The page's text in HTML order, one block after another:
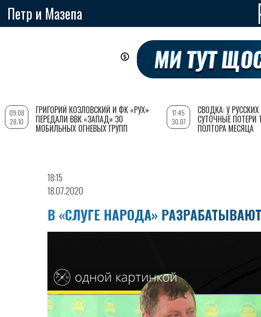
Петр и Мазепа
18:15
18.07.2020
В «СЛУГЕ НАРОДА»
09:08
28.10
ГРИГОРИЙ КОЗЛОВСКИЙ И ФК «РУХ»
ПЕРЕДАЛИ ВВК «ЗАПАД» 30
МОБИЛЬНЫХ ОГНЕВЫХ ГРУПП
17:45
30.07
СВОДКА: У
СУТОЧНЫЕ ПОТЕРИ
ПОЛТОРА МЕСЯЦА